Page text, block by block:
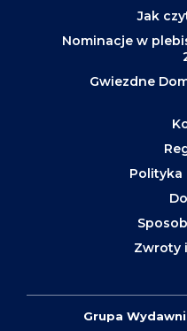
Jak
Nominacje w
Gwiezdne
Polityka
Zwroty
Grupa